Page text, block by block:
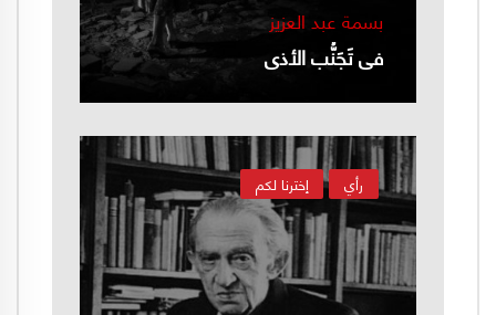
بسمة عبد العزيز
في تَجَنُّب الأذى
إخترنا لكم رأي